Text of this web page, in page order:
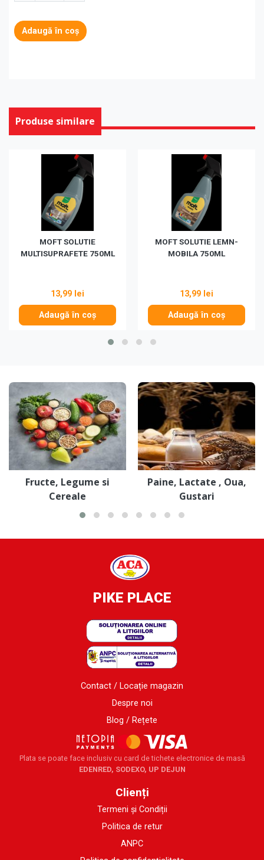
Adaugă în coș
Produse similare
MOFT SOLUTIE
MULTISUPRAFETE 750ML
13,99 lei
Adaugă în coș
MOFT SOLUTIE LEMN-
MOBILA 750ML
13,99 lei
Adaugă în coș
Fructe, Legume si
Cereale
Paine, Lactate , Oua,
Gustari
PIKE PLACE
Contact / Locație magazin
Despre noi
Blog / Rețete
Plata se poate face inclusiv cu card de tichete electronice de masă
EDENRED, SODEXO, UP DEJUN
Clienți
Termeni și Condiții
Politica de retur
ANPC